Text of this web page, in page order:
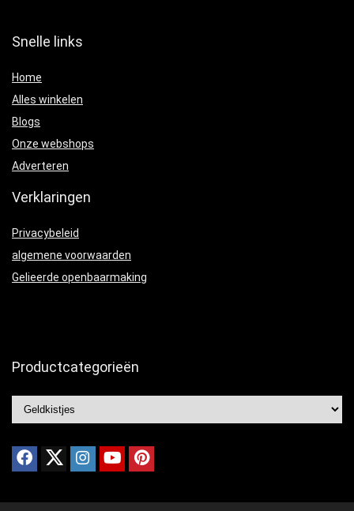
Snelle links
Home
Alles winkelen
Blogs
Onze webshops
Adverteren
Verklaringen
Privacybeleid
algemene voorwaarden
Gelieerde openbaarmaking
Productcategorieën